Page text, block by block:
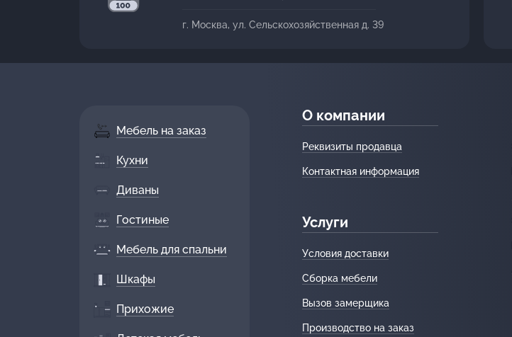
г. Москва, ул. Сельскохозяйственная д. 39
Мебель на заказ
Кухни
Диваны
Гостиные
Мебель для спальни
Шкафы
Прихожие
О компании
Реквизиты продавца
Контактная информация
Услуги
Условия доставки
Сборка мебели
Вызов замерщика
Производство на заказ